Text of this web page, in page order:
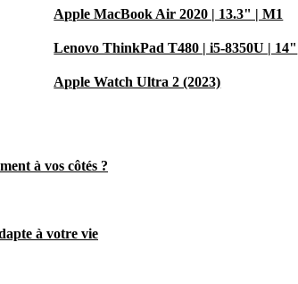
Apple MacBook Air 2020 | 13.3" | M1
Lenovo ThinkPad T480 | i5-8350U | 14"
Apple Watch Ultra 2 (2023)
à vos côtés ?
à votre vie